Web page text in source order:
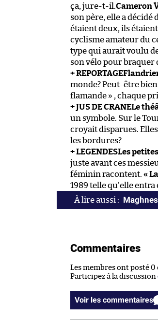
ça, jure-t-il.Cameron
son père, elle a décidé
étaient deux, ils
cyclisme amateur du
type qui aurait voulu
son vélo pour braquer
+ REPORTAGE
monde? Peut-être
flamande » , chaque
+ JUS DE CRANELe
un symbole. Sur le
croyait disparues.
les bordures?
+ LEGENDESLes
juste avant ces
féminin racontent. «
1989 telle qu’elle entra
Commentaires
Les membres ont posté
Participez à la discussion
Voir les commentaires